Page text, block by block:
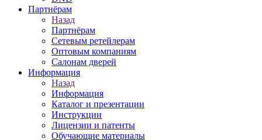
Партнёрам
Назад
Партнёрам
Сетевым ретейлерам
Оптовым компаниям
Салонам дверей
Информация
Назад
Информация
Каталог и презентации
Инструкции
Лицензии и патенты
Обучающие материалы